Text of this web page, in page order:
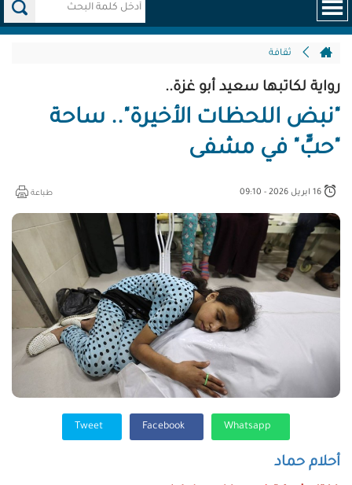
ثقافة
رواية لكاتبها سعيد أبو غزة..
"نبض اللحظات الأخيرة".. ساحة
"حبٍّ" في مشفى
16 ابريل 2026 - 09:10 طباعة
أحلام حماد